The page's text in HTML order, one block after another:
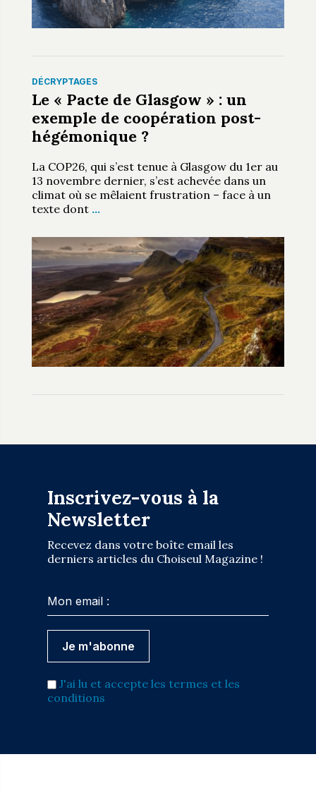
DÉCRYPTAGES
Le « Pacte de Glasgow » : un
exemple de coopération post-
hégémonique ?
La COP26, qui s’est tenue à Glasgow du 1er au
13 novembre dernier, s’est achevée dans un
climat où se mêlaient frustration – face à un
texte dont …
Inscrivez-vous à la
Newsletter
Recevez dans votre boîte email les
derniers articles du Choiseul Magazine !
J'ai lu et accepte les termes et les
conditions